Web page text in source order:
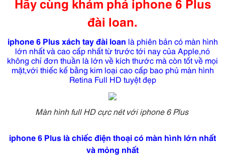
đài loan.
iphone 6 Plus xách tay đài loan là phiên bản có màn hình
lớn nhất và cao cấp nhất từ trước tới nay của Apple,nó
không chỉ đơn thuần là lớn về kích thước mà còn tốt về mọi
mặt,với thiếc kế bằng kim loại cao cấp bao phủ màn hình
Retina Full HD tuyệt đẹp
Màn hình full HD cực nét với iphone 6 Plus
iphone 6 Plus là chiếc điện thoại có màn hình lớn nhất
và mỏng nhất